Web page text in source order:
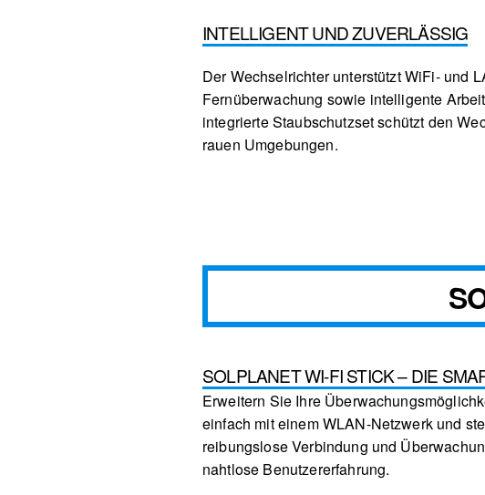
INTELLIGENT UND ZUVERLÄSSIG
Der Wechselrichter unterstützt WiFi- und
Fernüberwachung sowie intelligente
integrierte Staubschutzset schützt den
rauen Umgebungen.
SOLPLANET WI-FI STICK – DIE
Erweitern Sie Ihre
einfach mit einem WLAN-Netzwerk und
reibungslose Verbindung und
nahtlose Benutzererfahrung.